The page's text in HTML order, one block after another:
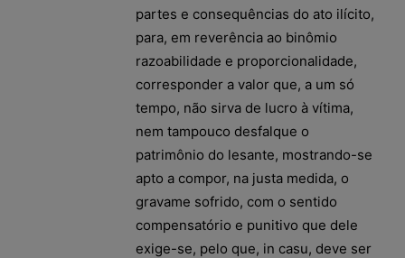
partes e consequências do ato ilícito,
para, em reverência ao binômio
razoabilidade e proporcionalidade,
corresponder a valor que, a um só
tempo, não sirva de lucro à vítima,
nem tampouco desfalque o
patrimônio do lesante, mostrando-se
apto a compor, na justa medida, o
gravame sofrido, com o sentido
compensatório e punitivo que dele
exige-se, pelo que, in casu, deve ser